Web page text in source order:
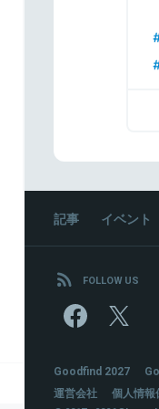
記事 イベント
FOLLOW US
Goodfind 2027
運営会社
個人情報